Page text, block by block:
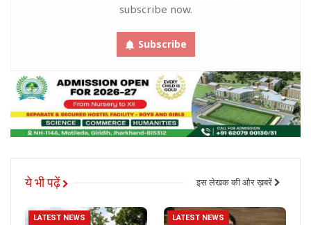
subscribe now.
Subscribe
ये भी पढ़ें इस लेखक की और ख़बरें
LATEST NEWS LATEST NEWS